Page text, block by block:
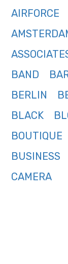
AIRFORCE
BAND
BERLIN
BLACK
BOUTIQUE
BUSINESS
CAMERA